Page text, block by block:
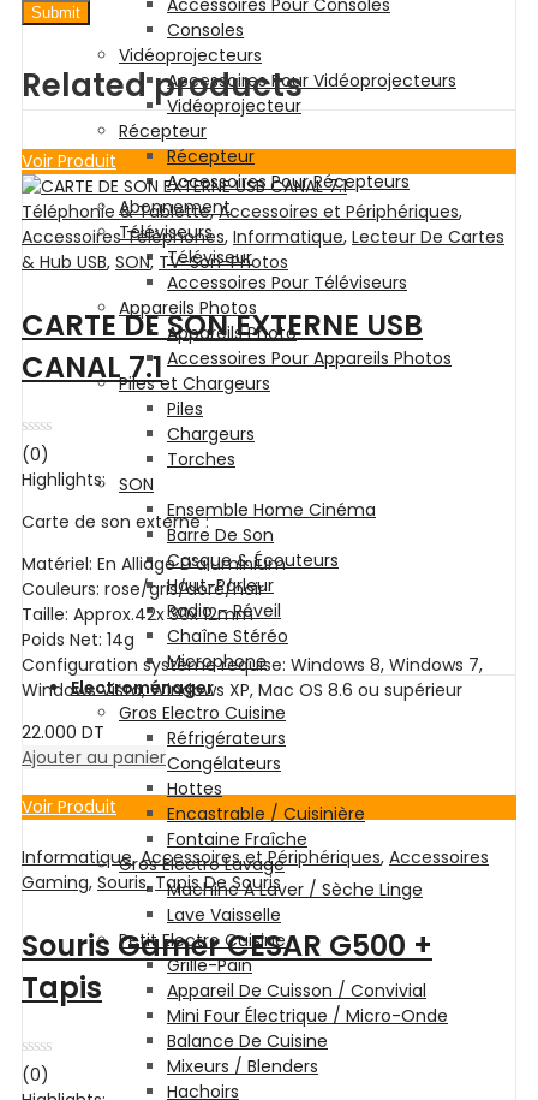
Accessoires Pour Cônsoles
Consoles
Vidéoprojecteurs
Accessoires Pour Vidéoprojecteurs
Vidéoprojecteur
Récepteur
Récepteur
Accessoires Pour Récepteurs
Abonnement
Téléviseurs
Téléviseur
Accessoires Pour Téléviseurs
Appareils Photos
Appareils Photo
Accessoires Pour Appareils Photos
Piles et Chargeurs
Piles
Chargeurs
Torches
SON
Ensemble Home Cinéma
Barre De Son
Casque & Écouteurs
Haut-Parleur
Radio – Réveil
Chaîne Stéréo
Microphone
Electroménager
Gros Electro Cuisine
Réfrigérateurs
Congélateurs
Hottes
Encastrable / Cuisinière
Fontaine Fraîche
Gros Electro Lavage
Machine À Laver / Sèche Linge
Lave Vaisselle
Petit Electro Cuisine
Grille-Pain
Appareil De Cuisson / Convivial
Mini Four Électrique / Micro-Onde
Balance De Cuisine
Mixeurs / Blenders
Hachoirs
Related products
Voir Produit
Téléphonie & Tablette,Accessoires et Périphériques,
Accessoires Téléphones, Informatique, Lecteur De Cartes
& Hub USB, SON, TV-Son-Photos
CARTE DE SON EXTERNE USB
CANAL 7.1
Note
0
sur
(0)
Highlights:
Carte de son externe :
Matériel: En Alliage D’aluminium
Couleurs: rose/gris/doré/noir
Taille: Approx.42x 30x 12mm
Poids Net: 14g
Configuration système requise: Windows 8, Windows 7,
Windows Vista, Windows XP, Mac OS 8.6 ou supérieur
22.000 DT
Ajouter au panier
Voir Produit
Informatique,Accessoires et Périphériques, Accessoires
Gaming, Souris,Tapis De Souris
Souris Gamer CESAR G500 +
Tapis
Note
0
(0)